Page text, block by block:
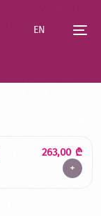
EN
263,00 ₾
+